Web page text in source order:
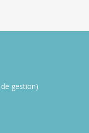
gestion)